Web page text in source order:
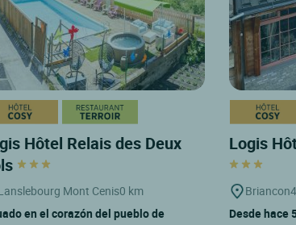
Hôtel Relais des Deux
Mont Cenis0 km
en el corazón del pueblo de
Logis
Briancon
Desde hace